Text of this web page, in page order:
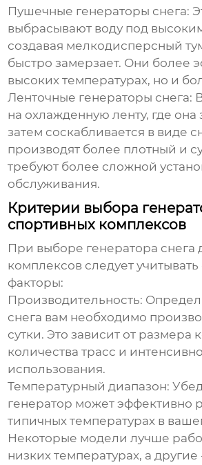
Пушечные генераторы снега:
выбрасывают воду под
создавая мелкодисперсный
быстро замерзает. Они более
высоких температурах, но и
Ленточные генераторы снега:
на охлажденную ленту, где она
затем соскабливается в виде
производят более плотный и
требуют более сложной
обслуживания.
Критерии выбора
спортивных комплексов
При выборе генератора снега
комплексов следует
факторы:
Производительность:
снега вам необходимо
сутки. Это зависит от размера
количества трасс и
использования.
Температурный диапазон:
генератор может эффективно
типичных температурах в
Некоторые модели лучше
низких температурах, а